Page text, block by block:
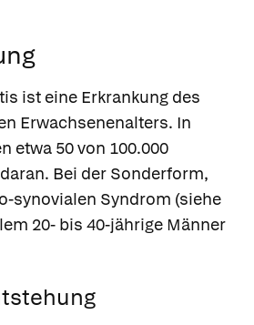
ist eine Erkrankung des
Erwachsenenalters. In
etwa 50 von 100.000
Bei der Sonderform,
synovialen Syndrom (siehe
20- bis 40-jährige Männer